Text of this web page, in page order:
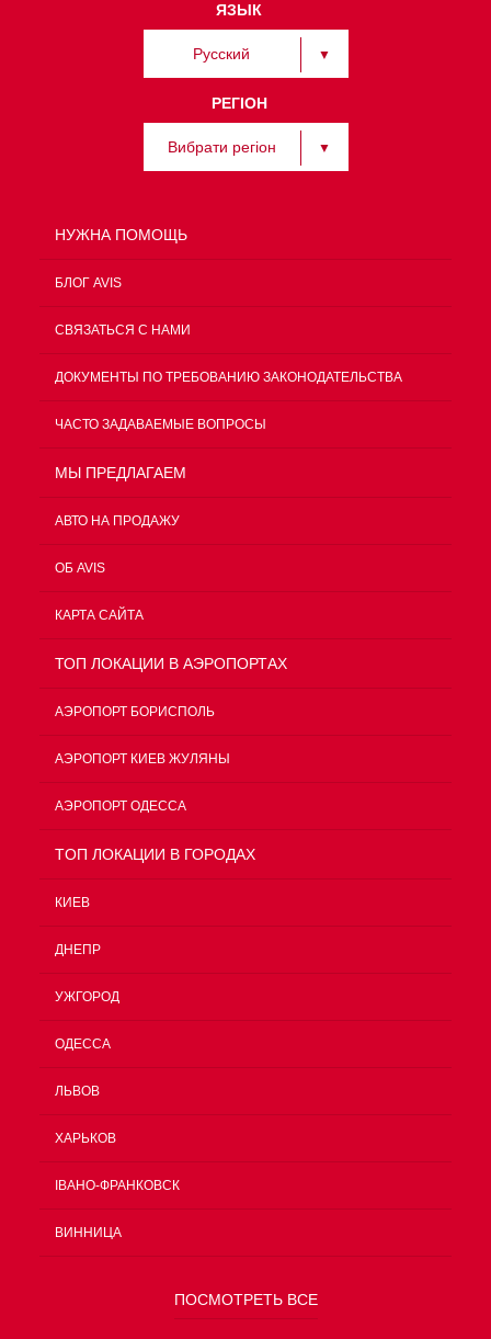
ЯЗЫК
Русский
РЕГІОН
Вибрати регіон
НУЖНА ПОМОЩЬ
БЛОГ AVIS
СВЯЗАТЬСЯ С НАМИ
ДОКУМЕНТЫ ПО ТРЕБОВАНИЮ ЗАКОНОДАТЕЛЬСТВА
ЧАСТО ЗАДАВАЕМЫЕ ВОПРОСЫ
МЫ ПРЕДЛАГАЕМ
АВТО НА ПРОДАЖУ
ОБ AVIS
КАРТА САЙТА
ТОП ЛОКАЦИИ В АЭРОПОРТАХ
АЭРОПОРТ БОРИСПОЛЬ
АЭРОПОРТ КИЕВ ЖУЛЯНЫ
АЭРОПОРТ ОДЕССА
TOП ЛОКАЦИИ В ГОРОДАХ
КИЕВ
ДНЕПР
УЖГОРОД
ОДЕССА
ЛЬВОВ
ХАРЬКОВ
ІВАНО-ФРАНКОВСК
ВИННИЦА
ПОСМОТРЕТЬ ВСЕ